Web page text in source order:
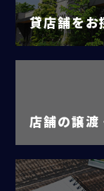
貸店舗をお
店舗の譲